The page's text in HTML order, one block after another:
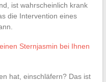
ist wahrscheinlich krank
die Intervention eines
Sternjasmin bei Ihnen
hat, einschläfern? Das ist